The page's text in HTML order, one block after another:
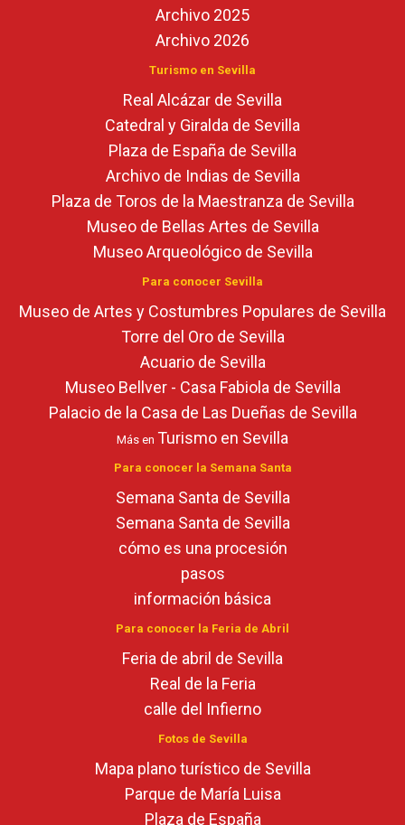
Archivo 2025
Archivo 2026
Turismo en Sevilla
Real Alcázar de Sevilla
Catedral y Giralda de Sevilla
Plaza de España de Sevilla
Archivo de Indias de Sevilla
Plaza de Toros de la Maestranza de Sevilla
Museo de Bellas Artes de Sevilla
Museo Arqueológico de Sevilla
Para conocer Sevilla
Museo de Artes y Costumbres Populares de Sevilla
Torre del Oro de Sevilla
Acuario de Sevilla
Museo Bellver - Casa Fabiola de Sevilla
Palacio de la Casa de Las Dueñas de Sevilla
Más en Turismo en Sevilla
Para conocer la Semana Santa
Semana Santa de Sevilla
Semana Santa de Sevilla
cómo es una procesión
pasos
información básica
Para conocer la Feria de Abril
Feria de abril de Sevilla
Real de la Feria
calle del Infierno
Fotos de Sevilla
Mapa plano turístico de Sevilla
Parque de María Luisa
Plaza de España